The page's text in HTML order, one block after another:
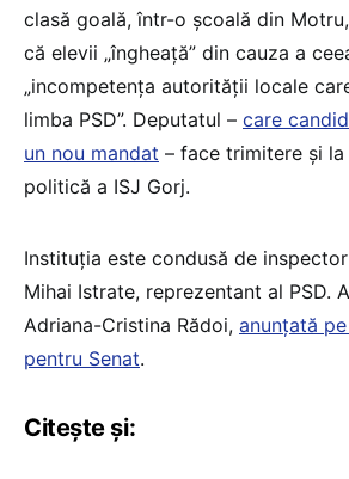
clasă goală, într-o școală din
că elevii „îngheață” din cauza a
„incompetența autorității locale
limba PSD”. Deputatul – care
un nou mandat – face trimitere și
politică a ISJ Gorj.
Instituția este condusă de
Mihai Istrate, reprezentant al PSD.
Adriana-Cristina Rădoi, anunțată
pentru Senat.
Citește și: